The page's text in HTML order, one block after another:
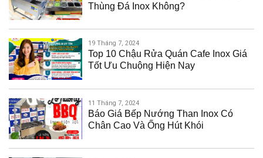
Thùng Đá Inox Không?
Top 10 Chậu Rửa Quán Cafe Inox Giá
Tốt Ưu Chuộng Hiện Nay
19 Tháng 7, 2024
Báo Giá Bếp Nướng Than Inox Có
Chân Cao Và Ống Hút Khói
11 Tháng 7, 2024